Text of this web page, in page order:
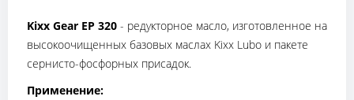
Kixx Gear EP 320 - редукторное масло, изготовленное на
высокоочищенных базовых маслах Kixx Lubo и пакете
сернисто-фосфорных присадок.
Применение: